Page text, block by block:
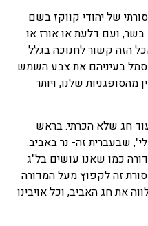
של יהודי קווקז בשם
ועם דלעת או אורז או
קשור לחנוכה בגלל
בעיניהם את צבע השמש
שלנו, ויותר
חג שלא הכרתי. בראש
שבעברית זה- נר באביב.
כמו שאנו עושים בל"ג
זה לקפוץ מעל המדורה
את חג האביב, וכל אויבינו